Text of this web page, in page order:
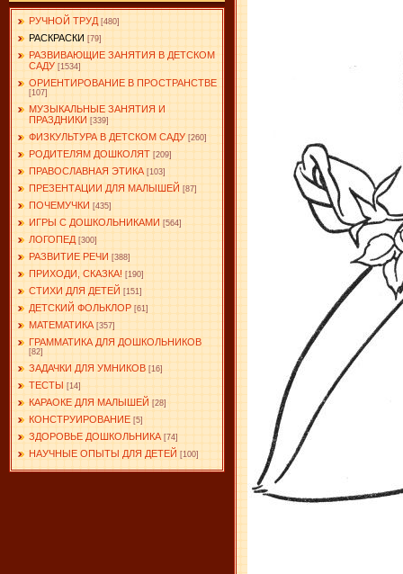
РУЧНОЙ ТРУД [480]
РАСКРАСКИ [79]
РАЗВИВАЮЩИЕ ЗАНЯТИЯ В ДЕТСКОМ
САДУ [1534]
ОРИЕНТИРОВАНИЕ В ПРОСТРАНСТВЕ
[107]
МУЗЫКАЛЬНЫЕ ЗАНЯТИЯ И
ПРАЗДНИКИ [339]
ФИЗКУЛЬТУРА В ДЕТСКОМ САДУ [260]
РОДИТЕЛЯМ ДОШКОЛЯТ [209]
ПРАВОСЛАВНАЯ ЭТИКА [103]
ПРЕЗЕНТАЦИИ ДЛЯ МАЛЫШЕЙ [87]
ПОЧЕМУЧКИ [435]
ИГРЫ С ДОШКОЛЬНИКАМИ [564]
ЛОГОПЕД [300]
РАЗВИТИЕ РЕЧИ [388]
ПРИХОДИ, СКАЗКА! [190]
СТИХИ ДЛЯ ДЕТЕЙ [151]
ДЕТСКИЙ ФОЛЬКЛОР [61]
МАТЕМАТИКА [357]
ГРАММАТИКА ДЛЯ ДОШКОЛЬНИКОВ
[82]
ЗАДАЧКИ ДЛЯ УМНИКОВ [16]
ТЕСТЫ [14]
КАРАОКЕ ДЛЯ МАЛЫШЕЙ [28]
КОНСТРУИРОВАНИЕ [5]
ЗДОРОВЬЕ ДОШКОЛЬНИКА [74]
НАУЧНЫЕ ОПЫТЫ ДЛЯ ДЕТЕЙ [100]